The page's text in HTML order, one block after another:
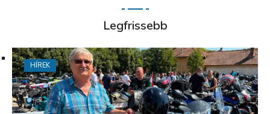
Legfrissebb
HÍREK